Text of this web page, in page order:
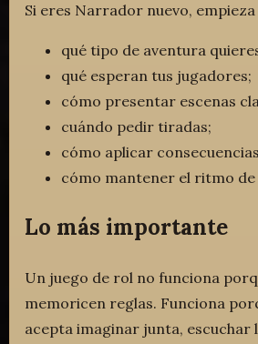
Si eres Narrador nuevo,
qué tipo de aventura
qué esperan tus jugadores;
cómo presentar escenas
cuándo pedir tiradas;
cómo aplicar
cómo mantener el ritmo de
Lo más importante
Un juego de rol no funciona
memoricen reglas. Funciona
acepta imaginar junta, escuchar